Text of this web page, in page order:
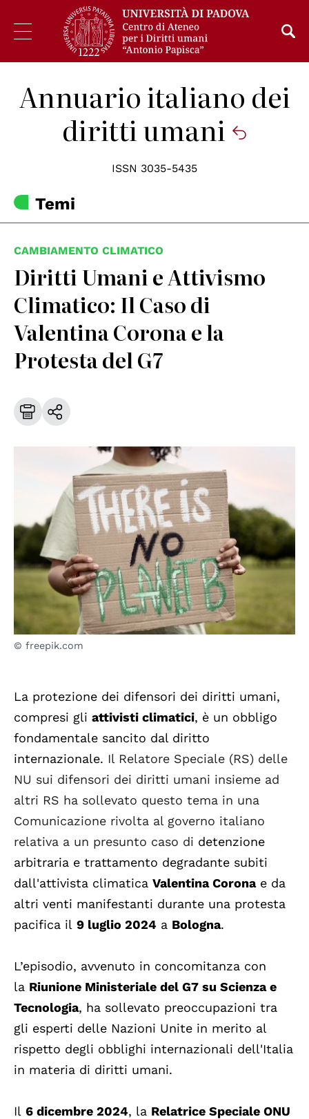
Annuario italiano dei
diritti umani
ISSN 3035-5435
Temi
CAMBIAMENTO CLIMATICO
Diritti Umani e Attivismo
Climatico: Il Caso di
Valentina Corona e la
Protesta del G7
© freepik.com
La protezione dei difensori dei diritti umani,
compresi gli attivisti climatici, è un obbligo
fondamentale sancito dal diritto
internazionale. Il Relatore Speciale (RS) delle
NU sui difensori dei diritti umani insieme ad
altri RS ha sollevato questo tema in una
Comunicazione rivolta al governo italiano
relativa a un presunto caso di detenzione
arbitraria e trattamento degradante subiti
dall'attivista climatica Valentina Coronae da
altri venti manifestanti durante una protesta
pacifica il 9 luglio 2024 a Bologna.
L’episodio, avvenuto in concomitanza con
la Riunione Ministeriale del G7 su Scienza e
Tecnologia, ha sollevato preoccupazioni tra
gli esperti delle Nazioni Unite in merito al
rispetto degli obblighi internazionali dell'Italia
in materia di diritti umani.
Il 6 dicembre 2024, la Relatrice Speciale ONU